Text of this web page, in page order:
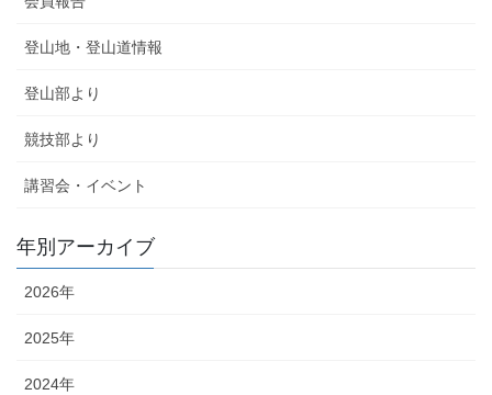
登山地・登山道情報
登山部より
競技部より
講習会・イベント
年別アーカイブ
2026年
2025年
2024年